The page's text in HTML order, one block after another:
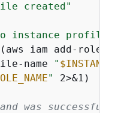
created"
instance profile"
iam add-
name
"
" 2>&1)
was successful